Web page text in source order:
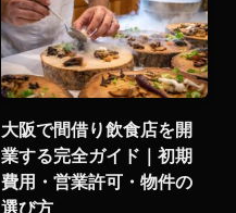
大阪で間借り飲食店を開
業する完全ガイド｜初期
費用・営業許可・物件の
選び方